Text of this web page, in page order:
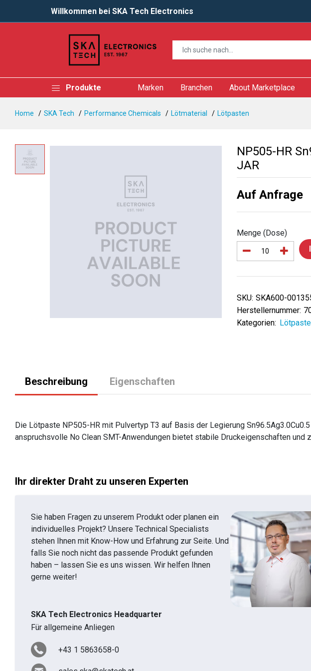
Willkommen bei SKA Tech Electronics
Produkte Marken Branchen About Marketplace
Home SKA Tech Performance Chemicals Lötmaterial Lötpasten
NP505-HR
JAR
Auf Anfrage
Menge (Dose)
SKU: SKA600-
Herstellernummer:
Kategorien:
Beschreibung Eigenschaften
Die Lötpaste NP505-HR mit Pulvertyp T3 auf Basis der Legierung
anspruchsvolle No Clean SMT-Anwendungen bietet stabile Druckeigenschaften
Ihr direkter Draht zu unseren Experten
Sie haben Fragen zu unserem Produkt oder planen ein
individuelles Projekt? Unsere Technical Specialists
stehen Ihnen mit Know-How und Erfahrung zur Seite. Und
falls Sie noch nicht das passende Produkt gefunden
haben – lassen Sie es uns wissen. Wir helfen Ihnen
gerne weiter!
SKA Tech Electronics Headquarter
Für allgemeine Anliegen
+43 1 5863658-0